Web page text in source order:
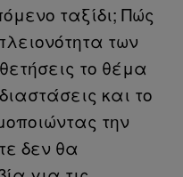
ταξίδι; Πώς
των
το θέμα
και το
την
δεν θα